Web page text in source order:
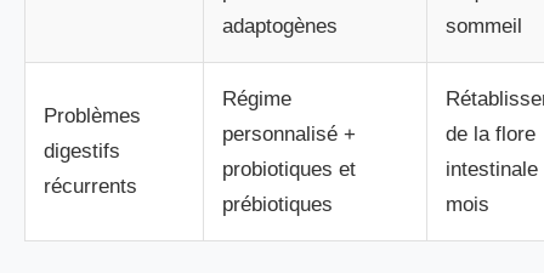
adaptogènes
sommeil
Problèmes
digestifs
récurrents
Régime
personnalisé +
probiotiques et
prébiotiques
de la flore
intestinale
mois